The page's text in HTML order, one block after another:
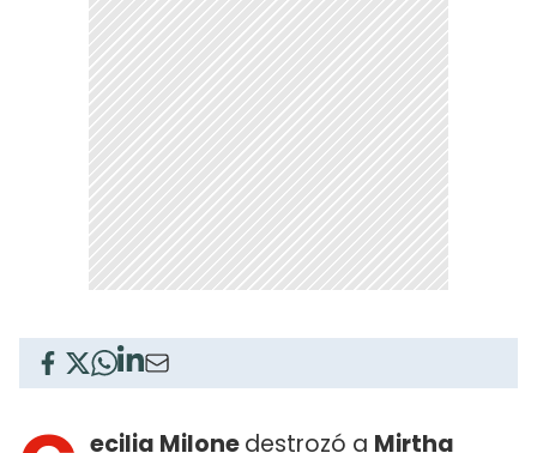
ecilia Milonedestrozó a Mirtha